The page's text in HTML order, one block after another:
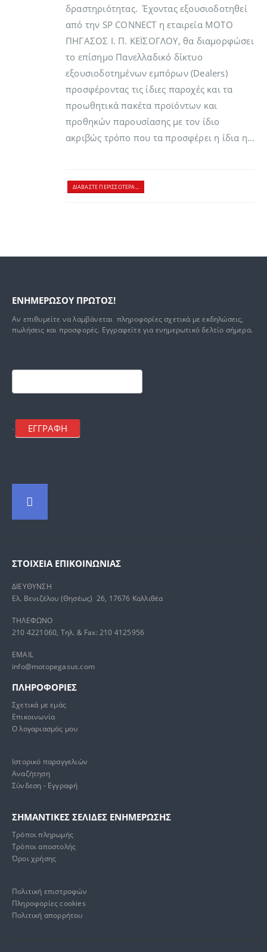
δραστηριότητας. Έχοντας εξουσιοδοτηθεί
από την SP CONNECT η εταιρεία ΜΟΤΟ
ΠΗΓΑΣΟΣ Ι. Π. ΚΕΪΣΟΓΛΟΥ, θα διαμορφώσει
το επίσημο Πανελλαδικό δίκτυο
εξουσιοδοτημένων εμπόρων (Dealers)
προσφέροντας τις ίδιες παροχές και τα
προωθητικά πακέτα προϊόντων και
προθηκών παρουσίασης με τον ίδιο
ακριβώς τρόπο που τα προσφέρει η ίδια η...
ΔΙΑΒΆΣΤΕ ΠΕΡΙΣΣΌΤΕΡΑ...
ΕΝΗΜΕΡΩΣΟΥ ΠΡΩΤΟΣ!
Αν επιθυμείτε να λαμβάνεται πληροφορίες σχετικά με εκδηλώσεις,
πωλήσεις και προσφορές. Εγγραφείτε για ενημερωτικό δελτίο σήμερα.
mailchimp
. ΕΓΓΡΑΦΗ
ΣΤΟΙΧΕΊΑ ΕΠΙΚΟΙΝΩΝΊΑΣ
ΔΙΕΥΘΥΝΣΗ
Ελ. Βενιζέλου (Θησέως) 26, 17676 Καλλιθέα
ΤΗΛΕΦΩΝΟ
210 4221060, Τηλ. & Fax: 210 4125956
EMAIL
info@motopegasus.com
ΠΛΗΡΟΦΟΡΙΕΣ
Σχετικά με εμάς
Επικοινωνία
Ο λογαριασμός μου
Ιστορικό παραγγελιών
Αναζήτηση
Σύνδεση - Εγγραφή
ΣΗΜΑΝΤΙΚΕΣ ΣΕΛΙΔΕΣ ΕΝΗΜΕΡΩΣΗΣ
Τρόποι πληρωμής
Τρόποι αποστολής
Όροι χρήσης
Πολιτική επιστροφών
Πληροφορίες cookies
Πολιτική απορρήτου